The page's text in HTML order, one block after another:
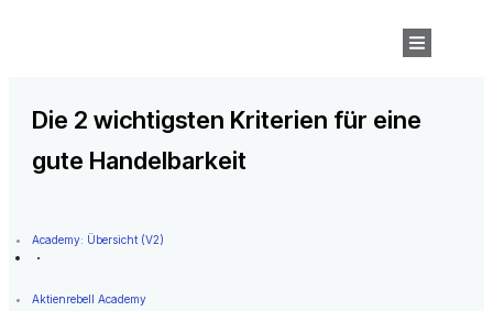
Die 2 wichtigsten Kriterien für eine
gute Handelbarkeit
Academy: Übersicht (v2)
Aktienrebell Academy